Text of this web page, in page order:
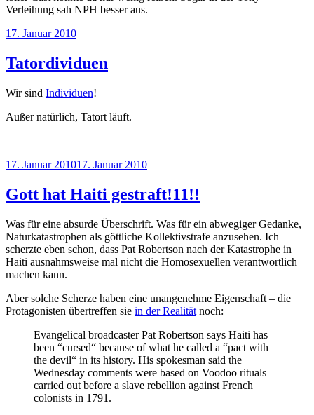
Verleihung sah NPH besser aus.
Veröffentlicht
17. Januar 2010
Tatordividuen
Wir sind Individuen!
Außer natürlich, Tatort läuft.
Veröffentlicht
17. Januar 201017. Januar 2010
Gott hat Haiti gestraft!11!!
Was für eine absurde Überschrift. Was für ein abwegiger Gedanke,
Naturkatastrophen als göttliche Kollektivstrafe anzusehen. Ich
scherzte eben schon, dass Pat Robertson nach der Katastrophe in
Haiti ausnahmsweise mal nicht die Homosexuellen verantwortlich
machen kann.
Aber solche Scherze haben eine unangenehme Eigenschaft – die
Protagonisten übertreffen sie in der Realität noch:
Evangelical broadcaster Pat Robertson says Haiti has
been “cursed“ because of what he called a “pact with
the devil“ in its history. His spokesman said the
Wednesday comments were based on Voodoo rituals
carried out before a slave rebellion against French
colonists in 1791.